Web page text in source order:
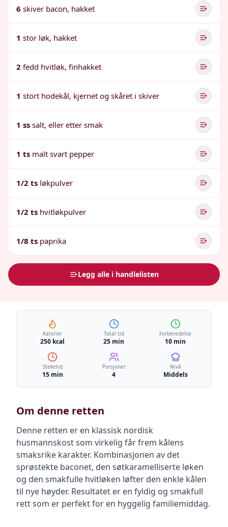
6 skiver bacon, hakket
1 stor løk, hakket
2 fedd hvitløk, finhakket
1 stort hodekål, kjernet og skåret i skiver
1 ss salt, eller etter smak
1 ts malt svart pepper
1/2 ts løkpulver
1/2 ts hvitløkpulver
1/8 ts paprika
Legg alle i handlelisten
Kalorier
250 kcal
Total tid
25 min
Forberedelse
10 min
Steketid
15 min
Porsjoner
4
Nivå
Middels
Om denne retten
Denne retten er en klassisk nordisk
husmannskost som virkelig får frem kålens
smaksrike karakter. Kombinasjonen av det
sprøstekte baconet, den søtkaramelliserte løken
og den smakfulle hvitløken løfter den enkle kålen
til nye høyder. Resultatet er en fyldig og smakfull
rett som er perfekt for en hyggelig familiemiddag.